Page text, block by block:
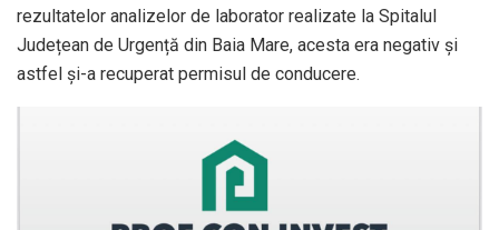
rezultatelor analizelor de laborator realizate la Spitalul
Județean de Urgență din Baia Mare, acesta era negativ și
astfel și-a recuperat permisul de conducere.